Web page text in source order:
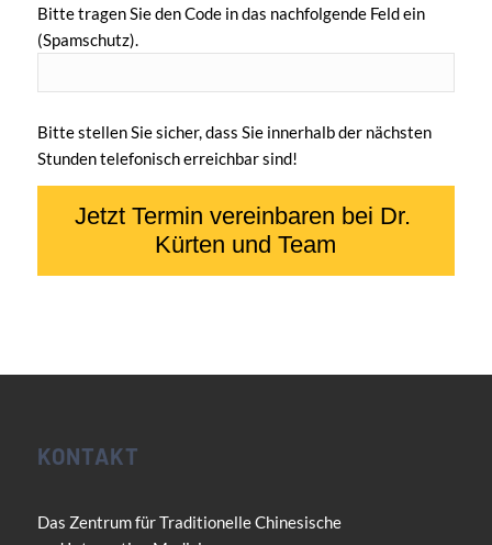
Bitte tragen Sie den Code in das nachfolgende Feld ein
(Spamschutz).
Bitte stellen Sie sicher, dass Sie innerhalb der nächsten
Stunden telefonisch erreichbar sind!
KONTAKT
Das Zentrum für Traditionelle Chinesische